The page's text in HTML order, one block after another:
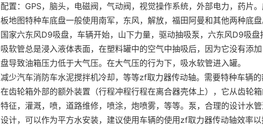
配置：GPS，脑头，电磁阀，气动阀，视觉操作系统，外部电力，药片
板地图特种车底盘一般使用南军，东风，解放，福田阿曼和其他两种底盘
国家六东风D9吸盘，车辆开始，山下力量，驱动抽吸泵，六东风D9吸
吸软管总是浸入液体表面，在塑料罐中的空气中抽吸后，因为它没有添
盘导致油箱压力低于大气压。在大气压的行为下，吸水软管进入罐。
减少汽车消防车水泥搅拌机冷却，等等zf取力器传动轴。需要特种车辆
在齿轮箱外部的额外装置（行程冲程行程在离合器壳体上），它从齿轮箱
特征，灌溉，喷，道路维修，喷涂，炮喷雾，等等。泵，合理的设计水
设计，可以作为平方水安装，建议使用车辆的使用zf取力器传动轴效率